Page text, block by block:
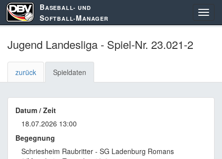
BASEBALL- UND
SOFTBALL-MANAGER
Jugend Landesliga - Spiel-Nr. 23.021-2
zurück Spieldaten
Datum / Zeit
18.07.2026 13:00
Begegnung
Schriesheim Raubritter - SG Ladenburg Romans